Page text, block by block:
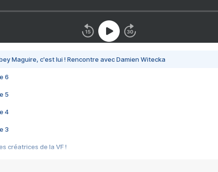
Maguire, c'est lui ! Rencontre avec Damien Witecka
6
5
4
3
créatrices de la VF !